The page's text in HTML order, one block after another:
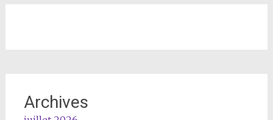
Archives